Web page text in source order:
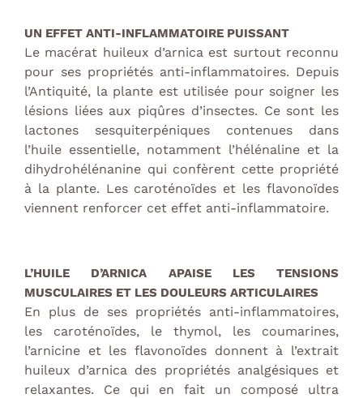
UN EFFET ANTI-INFLAMMATOIRE PUISSANT
Le macérat huileux d’arnica est surtout reconnu
pour ses propriétés anti-inflammatoires. Depuis
l’Antiquité, la plante est utilisée pour soigner les
lésions liées aux piqûres d’insectes. Ce sont les
lactones sesquiterpéniques contenues dans
l’huile essentielle, notamment l’hélénaline et la
dihydrohélénanine qui confèrent cette propriété
à la plante. Les caroténoïdes et les flavonoïdes
viennent renforcer cet effet anti-inflammatoire.
L’HUILE D’ARNICA APAISE LES TENSIONS
MUSCULAIRES ET LES DOULEURS ARTICULAIRES
En plus de ses propriétés anti-inflammatoires,
les caroténoïdes, le thymol, les coumarines,
l’arnicine et les flavonoïdes donnent à l’extrait
huileux d’arnica des propriétés analgésiques et
relaxantes. Ce qui en fait un composé ultra